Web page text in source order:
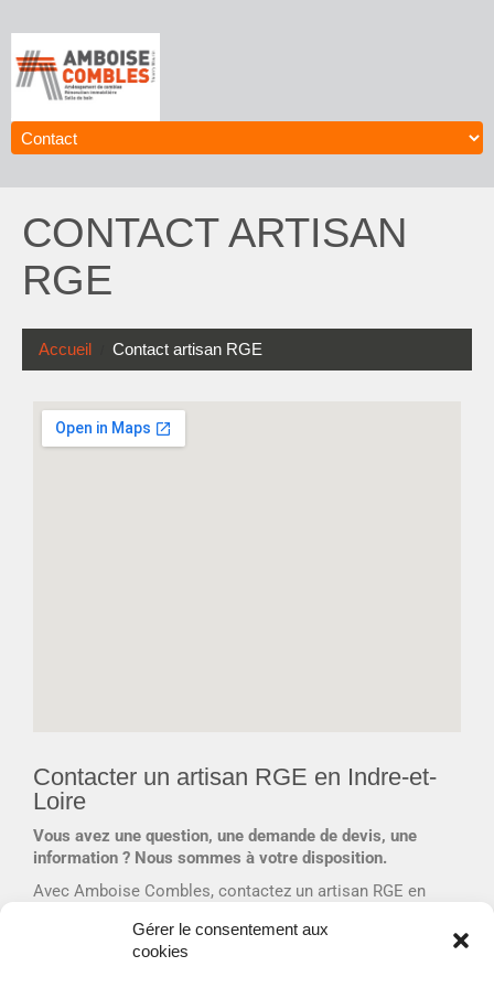
Gérer le consentement aux
cookies
CONTACT ARTISAN
RGE
Accueil Contact artisan RGE
Contacter un artisan RGE en Indre-et-
Loire
Vous avez une question, une demande de devis, une
information ? Nous sommes à votre disposition.
Avec Amboise Combles, contactez un artisan RGE en
ENGLISH SPOKEN